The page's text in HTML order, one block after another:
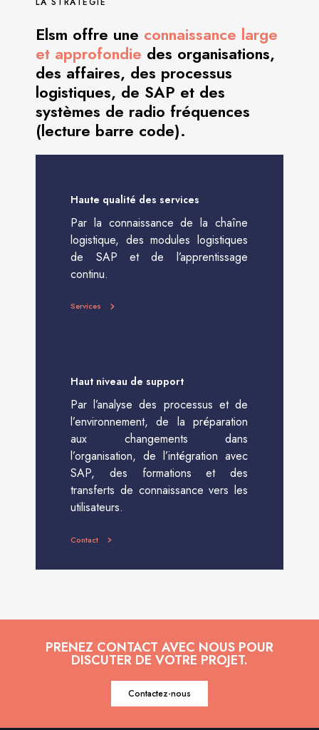
Elsm offre une connaissance large
et approfondie des organisations,
des affaires, des processus
logistiques, de SAP et des
systèmes de radio fréquences
(lecture barre code).
Haute qualité des services
Par la connaissance de la chaîne
logistique, des modules logistiques
de SAP et de l’apprentissage
continu.
Services
Haut niveau de support
Par l’analyse des processus et de
l’environnement, de la préparation
aux changements dans
l’organisation, de l’intégration avec
SAP, des formations et des
transferts de connaissance vers les
utilisateurs.
Contact
PRENEZ CONTACT AVEC NOUS POUR
DISCUTER DE VOTRE PROJET.
Contactez-nous